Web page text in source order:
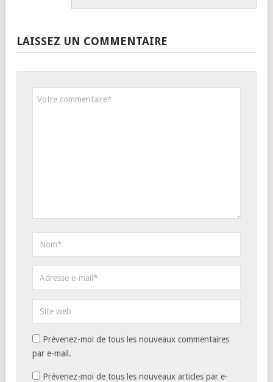
LAISSEZ UN COMMENTAIRE
Prévenez-moi de tous les nouveaux commentaires
par e-mail.
Prévenez-moi de tous les nouveaux articles par e-